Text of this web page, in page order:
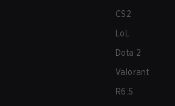
CS2
LoL
Dota 2
Valorant
R6:S